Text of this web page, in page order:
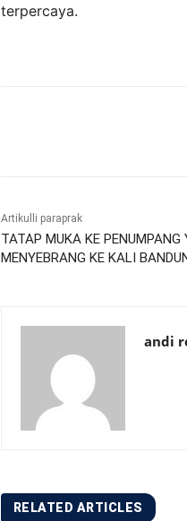
terpercaya.
Artikulli paraprak
TATAP MUKA KE PENUMPANG
MENYEBRANG KE KALI
andi
RELATED ARTICLES